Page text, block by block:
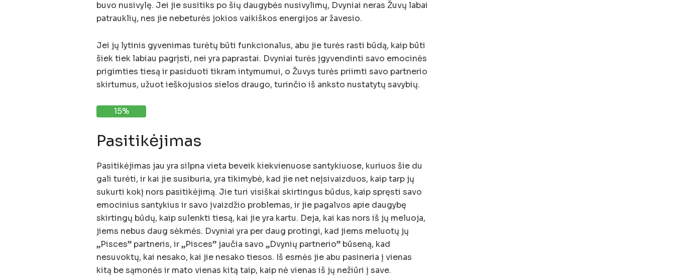
buvo nusivylę. Jei jie susitiks po šių daugybės nusivylimų, Dvyniai neras Žuvų labai
patrauklių, nes jie nebeturės jokios vaikiškos energijos ar žavesio.
Jei jų lytinis gyvenimas turėtų būti funkcionalus, abu jie turės rasti būdą, kaip būti
šiek tiek labiau pagrįsti, nei yra paprastai. Dvyniai turės įgyvendinti savo emocinės
prigimties tiesą ir pasiduoti tikram intymumui, o Žuvys turės priimti savo partnerio
skirtumus, užuot ieškojusios sielos draugo, turinčio iš anksto nustatytų savybių.
15%
Pasitikėjimas
Pasitikėjimas jau yra silpna vieta beveik kiekvienuose santykiuose, kuriuos šie du
gali turėti, ir kai jie susiburia, yra tikimybė, kad jie net neįsivaizduos, kaip tarp jų
sukurti kokį nors pasitikėjimą. Jie turi visiškai skirtingus būdus, kaip spręsti savo
emocinius santykius ir savo įvaizdžio problemas, ir jie pagalvos apie daugybę
skirtingų būdų, kaip sulenkti tiesą, kai jie yra kartu. Deja, kai kas nors iš jų meluoja,
jiems nebus daug sėkmės. Dvyniai yra per daug protingi, kad jiems meluotų jų
„Pisces” partneris, ir „Pisces” jaučia savo „Dvynių partnerio” būseną, kad
nesuvoktų, kai nesako, kai jie nesako tiesos. Iš esmės jie abu pasineria į vienas
kitą be sąmonės ir mato vienas kitą taip, kaip nė vienas iš jų nežiūri į save.